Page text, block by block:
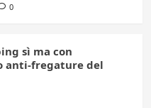
0
sì ma con
anti-fregature del